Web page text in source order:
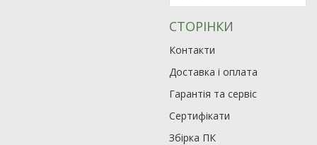
СТОРІНКИ
Контакти
Доставка і оплата
Гарантія та сервіс
Сертифікати
Збірка ПК